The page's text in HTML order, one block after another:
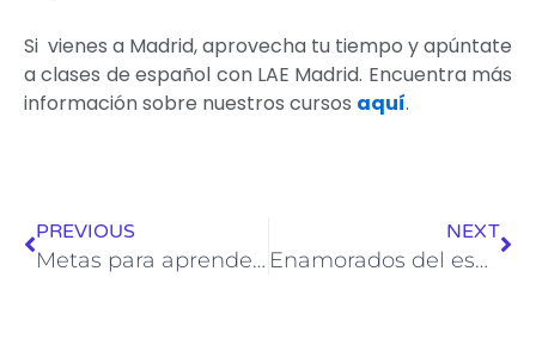
Si vienes a Madrid, aprovecha tu tiempo y apúntate
a clases de español con LAE Madrid. Encuentra más
información sobre nuestros cursos aquí.
PREVIOUS
Metas para aprender un idioma
NEXT
Enamorados del español